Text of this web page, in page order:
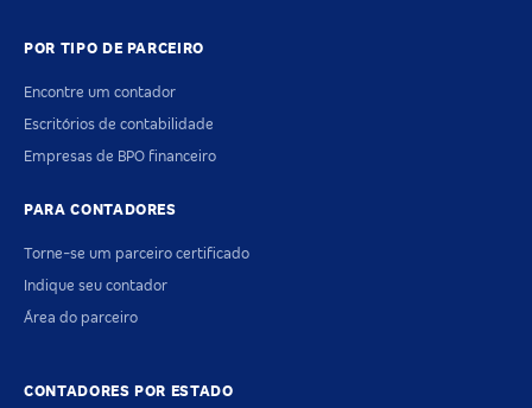
POR TIPO DE PARCEIRO
Encontre um contador
Escritórios de contabilidade
Empresas de BPO financeiro
PARA CONTADORES
Torne-se um parceiro certificado
Indique seu contador
Área do parceiro
CONTADORES POR ESTADO